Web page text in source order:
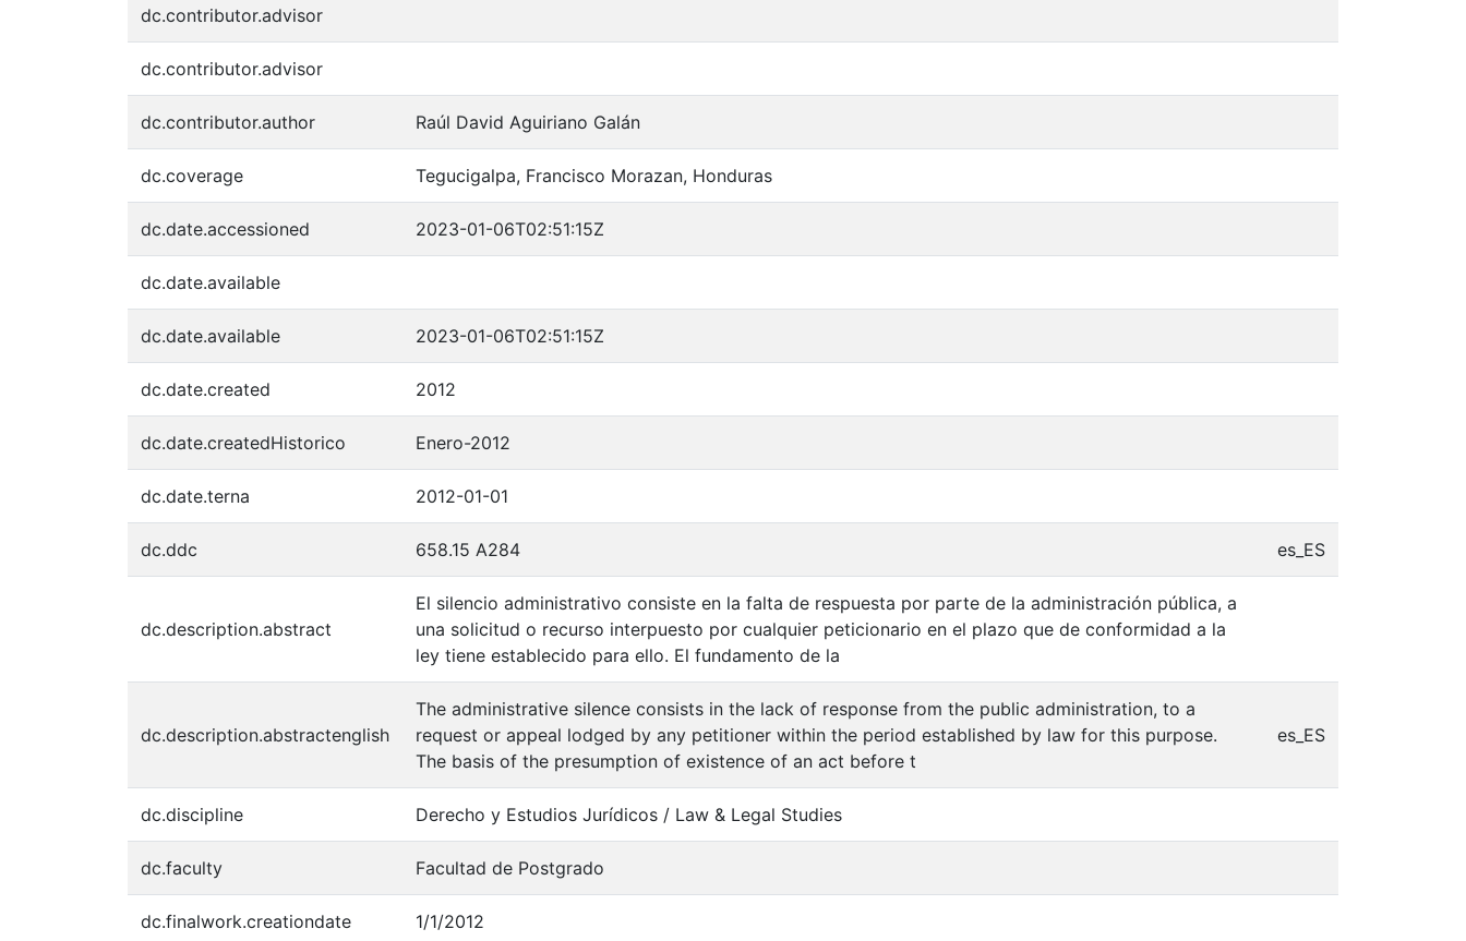
dc.contributor.advisor
dc.contributor.advisor
dc.contributor.author Raúl David Aguiriano Galán
dc.coverage Tegucigalpa, Francisco Morazan, Honduras
dc.date.accessioned 2023-01-06T02:51:15Z
dc.date.available
dc.date.available 2023-01-06T02:51:15Z
dc.date.created 2012
dc.date.createdHistorico Enero-2012
dc.date.terna 2012-01-01
dc.ddc 658.15 A284 es_ES
dc.description.abstract
El silencio administrativo consiste en la falta de respuesta por parte de la administración pública, a
una solicitud o recurso interpuesto por cualquier peticionario en el plazo que de conformidad a la
ley tiene establecido para ello. El fundamento de la
dc.description.abstractenglish
The administrative silence consists in the lack of response from the public administration, to a
request or appeal lodged by any petitioner within the period established by law for this purpose.
The basis of the presumption of existence of an act before t
es_ES
dc.discipline Derecho y Estudios Jurídicos / Law & Legal Studies
dc.faculty Facultad de Postgrado
dc.finalwork.creationdate 1/1/2012